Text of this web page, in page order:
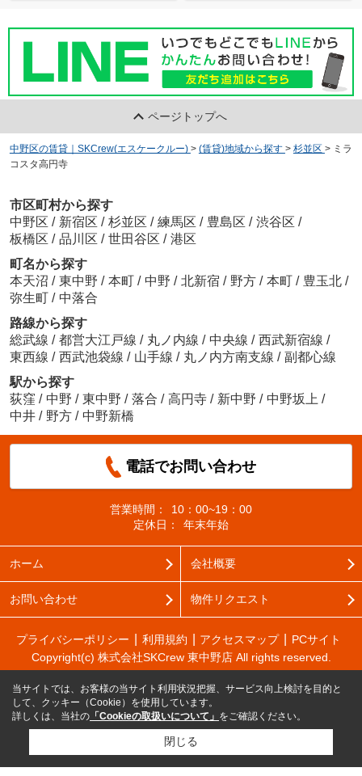
ページトップへ
中野区の賃貸｜SKCrew(エスケークルー) > (賃貸)地域から探す > 杉並区 > ミラ
コスタ高円寺
市区町村から探す
中野区 / 新宿区 / 杉並区 / 練馬区 / 豊島区 / 渋谷区 /
板橋区 / 品川区 / 世田谷区 / 港区
町名から探す
本天沼 / 東中野 / 本町 / 中野 / 北新宿 / 野方 / 本町 / 豊玉北 /
弥生町 / 中落合
路線から探す
総武線 / 都営大江戸線 / 丸ノ内線 / 中央線 / 西武新宿線 /
東西線 / 西武池袋線 / 山手線 / 丸ノ内方南支線 / 副都心線
駅から探す
荻窪 / 中野 / 東中野 / 落合 / 高円寺 / 新中野 / 中野坂上 /
中井 / 野方 / 中野新橋
電話でお問い合わせ
営業時間：
10：00~19：00
定休日：
年末年始
ホーム 会社概要
お問い合わせ 物件リクエスト
プライバシーポリシー 利用規約 アクセスマップ
PCサイト
Copyright(c) 株式会社SKCrew 東中野店 All rights reserved.
当サイトでは、お客様の当サイト利用状況把握、サービス向上検討を目的と
して、クッキー（Cookie）を使用しています。
詳しくは、当社の 「Cookieの取扱いについて」 をご確認ください。
閉じる